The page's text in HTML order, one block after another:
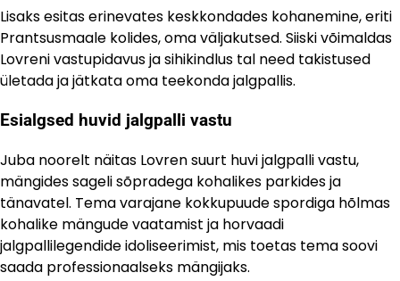
Lisaks esitas erinevates keskkondades kohanemine, eriti
Prantsusmaale kolides, oma väljakutsed. Siiski võimaldas
Lovreni vastupidavus ja sihikindlus tal need takistused
ületada ja jätkata oma teekonda jalgpallis.
Esialgsed huvid jalgpalli vastu
Juba noorelt näitas Lovren suurt huvi jalgpalli vastu,
mängides sageli sõpradega kohalikes parkides ja
tänavatel. Tema varajane kokkupuude spordiga hõlmas
kohalike mängude vaatamist ja horvaadi
jalgpallilegendide idoliseerimist, mis toetas tema soovi
saada professionaalseks mängijaks.